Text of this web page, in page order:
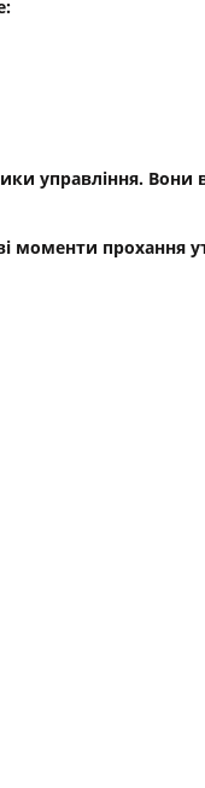
управління. Вони
моменти прохання